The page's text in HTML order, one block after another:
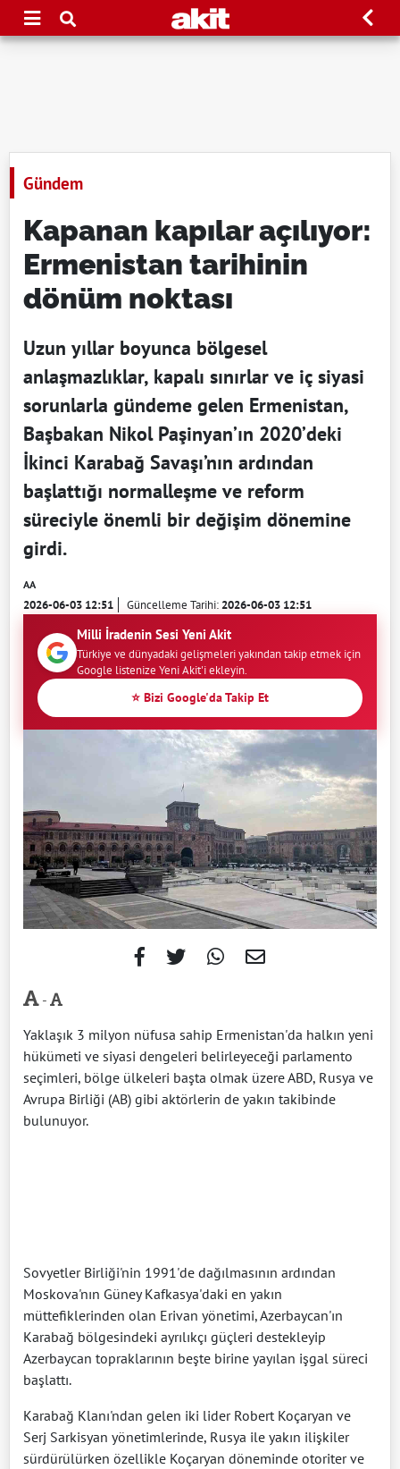
Gündem
Kapanan kapılar açılıyor:
Ermenistan tarihinin
dönüm noktası
Uzun yıllar boyunca bölgesel
anlaşmazlıklar, kapalı sınırlar ve iç siyasi
sorunlarla gündeme gelen Ermenistan,
Başbakan Nikol Paşinyan’ın 2020’deki
İkinci Karabağ Savaşı’nın ardından
başlattığı normalleşme ve reform
süreciyle önemli bir değişim dönemine
girdi.
AA
2026-06-03 12:51 Güncelleme Tarihi:2026-06-03 12:51
Milli İradenin Sesi Yeni Akit
Türkiye ve dünyadaki gelişmeleri yakından takip etmek için
Google listenize Yeni Akit'i ekleyin.
⭐ Bizi Google'da Takip Et
-
Yaklaşık 3 milyon nüfusa sahip Ermenistan'da halkın yeni
hükümeti ve siyasi dengeleri belirleyeceği parlamento
seçimleri, bölge ülkeleri başta olmak üzere ABD, Rusya ve
Avrupa Birliği (AB) gibi aktörlerin de yakın takibinde
bulunuyor.
Sovyetler Birliği'nin 1991'de dağılmasının ardından
Moskova'nın Güney Kafkasya'daki en yakın
müttefiklerinden olan Erivan yönetimi, Azerbaycan'ın
Karabağ bölgesindeki ayrılıkçı güçleri destekleyip
Azerbaycan topraklarının beşte birine yayılan işgal süreci
başlattı.
Karabağ Klanı'ndan gelen iki lider Robert Koçaryan ve
Serj Sarkisyan yönetimlerinde, Rusya ile yakın ilişkiler
sürdürülürken özellikle Koçaryan döneminde otoriter ve